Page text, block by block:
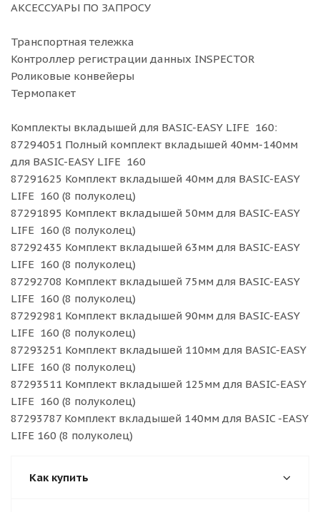
АКСЕССУАРЫ ПО ЗАПРОСУ
Транспортная тележка
Контроллер регистрации данных INSPECTOR
Роликовые конвейеры
Термопакет
Комплекты вкладышей для BASIC-EASY LIFE 160:
87294051 Полный комплект вкладышей 40мм-140мм
для BASIC-EASY LIFE 160
87291625 Комплект вкладышей 40мм для BASIC-EASY
LIFE 160 (8 полуколец)
87291895 Комплект вкладышей 50мм для BASIC-EASY
LIFE 160 (8 полуколец)
87292435 Комплект вкладышей 63мм для BASIC-EASY
LIFE 160 (8 полуколец)
87292708 Комплект вкладышей 75мм для BASIC-EASY
LIFE 160 (8 полуколец)
87292981 Комплект вкладышей 90мм для BASIC-EASY
LIFE 160 (8 полуколец)
87293251 Комплект вкладышей 110мм для BASIC-EASY
LIFE 160 (8 полуколец)
87293511 Комплект вкладышей 125мм для BASIC-EASY
LIFE 160 (8 полуколец)
87293787 Комплект вкладышей 140мм для BASIC -EASY
LIFE 160 (8 полуколец)
Как купить